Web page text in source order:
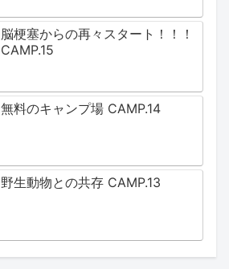
脳梗塞からの再々スタート！！！
CAMP.15
無料のキャンプ場 CAMP.14
野生動物との共存 CAMP.13